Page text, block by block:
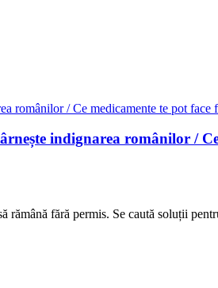
indignarea românilor /
rămână fără permis. Se caută soluții